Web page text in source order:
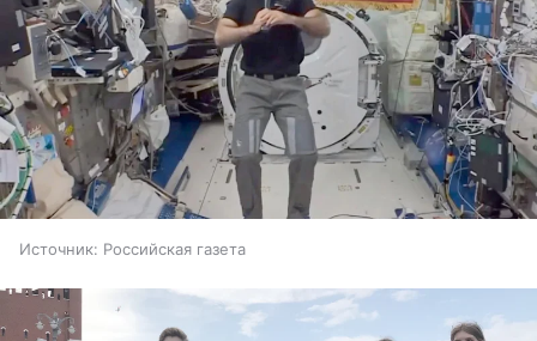
Источник: Российская газета